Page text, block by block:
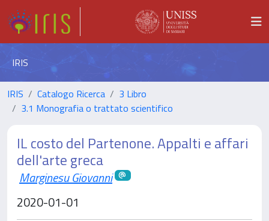
IRIS
IRIS Catalogo Ricerca
3 Libro
3.1 Monografia o trattato scientifico
IL costo del Partenone. Appalti e affari
dell'arte greca
Marginesu Giovanni
2020-01-01